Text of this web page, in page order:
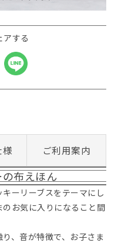
アする
ご利用案内
布えほん
ーリーブスをテーマにし
お気に入りになること間
、音が特徴で、お子さま